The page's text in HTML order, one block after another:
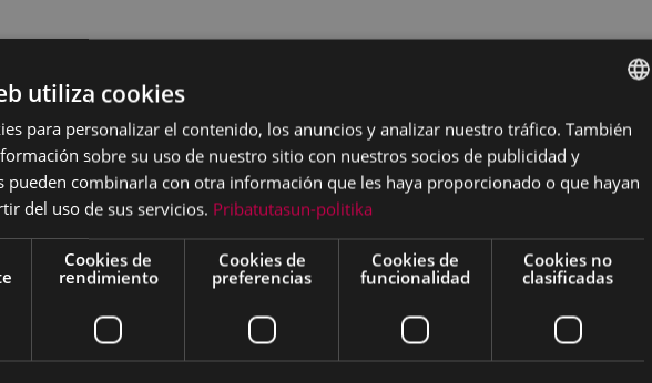
Israel Ruiz, Adolfo
de “escasas luces” y
a sobrevivir con su
adversas
a realizar, por el azar de
del dramaturgo, una
BASQUE
utiliza cookies
para personalizar el contenido, los anuncios y analizar nuestro tráfico. También
sobre su uso de nuestro sitio con nuestros socios de publicidad y
pueden combinarla con otra información que les haya proporcionado o que hayan
del uso de sus servicios. Pribatutasun-politika
Cookies de
rendimiento
Cookies de
preferencias
Cookies de
funcionalidad
Cookies no
clasificadas